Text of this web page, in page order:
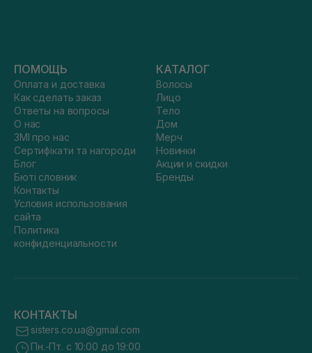
ПОМОЩЬ
Оплата и доставка
Как сделать заказ
Ответы на вопросы
О нас
ЗМІ про нас
Сертифікати та нагороди
Блог
Бюті словник
Контакты
Условия использования
сайта
Политика
конфиденциальности
КАТАЛОГ
Волосы
Лицо
Тело
Дом
Мерч
Новинки
Акции и скидки
Бренды
КОНТАКТЫ
sisters.co.ua@gmail.com
Пн.-Пт. с 10:00 до 19:00